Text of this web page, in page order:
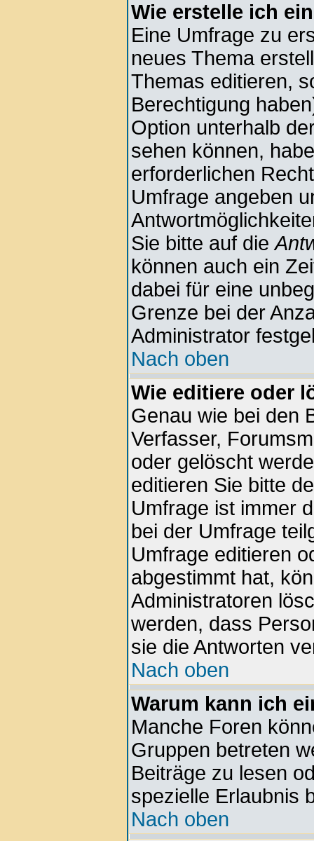
Wie erstelle ich
Eine Umfrage zu
neues Thema
Themas editieren,
Berechtigung
Option unterhalb
sehen können,
erforderlichen
Umfrage angeben
Sie bitte auf die
können auch ein
dabei für eine
Grenze bei der
Administrator
Nach oben
Wie editiere oder
Genau wie bei den
Verfasser,
oder gelöscht
editieren Sie bitte
Umfrage ist immer
bei der Umfrage
Umfrage editieren
abgestimmt hat,
Administratoren
werden, dass
sie die Antworten
Nach oben
Warum kann ich
Manche Foren
Gruppen betreten
Beiträge zu lesen
spezielle Erlaubnis
Nach oben